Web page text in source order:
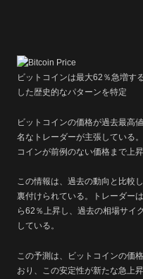
ビットコインは最大62％急増す
した歴史的なパターンを特定
ビットコインの価格が過去最高
名なトレーダーが主張している
コインが前例のない価格まで上
この情報は、過去の動向と比較
裏付けられている。トレーダー
ら62％上昇し、過去の相場サイ
している。
この予測は、ビットコインの価
おり、この安定性が新たな急上